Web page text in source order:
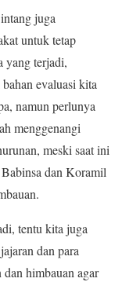
juga
untuk tetap
yang terjadi,
evaluasi kita
namun perlunya
menggenangi
meski saat ini
dan Koramil
tentu kita juga
dan para
himbauan agar